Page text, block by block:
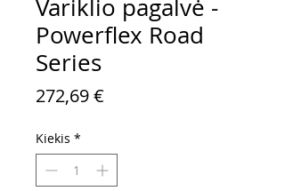
Variklio pagalvė -
Powerflex Road
Series
272,69 €
Kiekis *